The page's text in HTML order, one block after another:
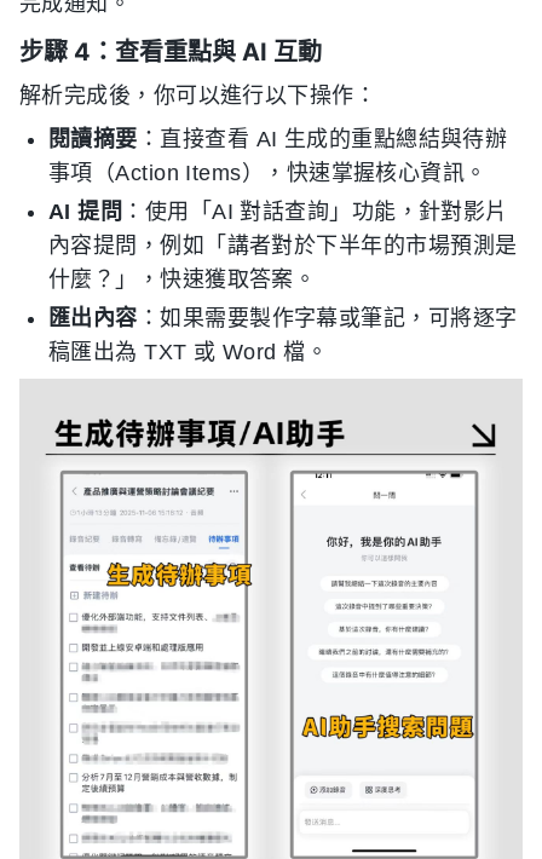
步驟 4：查看重點與 AI 互動
解析完成後，你可以進行以下操作：
閱讀摘要 ：直接查看 AI 生成的重點總結與待辦
事項（Action Items），快速掌握核心資訊。
AI 提問 ：使用「AI 對話查詢」功能，針對影片
內容提問，例如「講者對於下半年的市場預測是
什麼？」，快速獲取答案。
匯出內容 ：如果需要製作字幕或筆記，可將逐字
稿匯出為 TXT 或 Word 檔。